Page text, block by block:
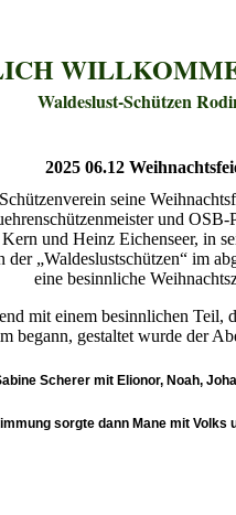
Waldeslust-Schützen
2025 06.12
seine
und
und Heinz Eichenseer, in
„Waldeslustschützen“ im
eine besinnliche
mit einem besinnlichen
begann, gestaltet wurde der
Scherer mit Elionor, Noah,
sorgte dann Mane mit Volks